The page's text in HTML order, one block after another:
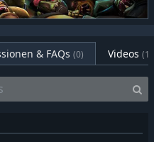
& FAQs (0) Videos (1)